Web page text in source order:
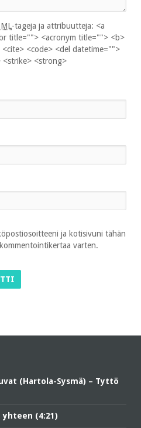
-tageja ja attribuutteja: <a
title=""> <acronym title=""> <b>
<code> <del datetime="">
<strike> <strong>
ja kotisivuni tähän
varten.
(Hartola-Sysmä) – Tyttö
yhteen (4:21)